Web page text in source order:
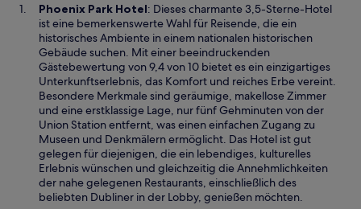
Phoenix Park HotelW
i
r
d
i
n
e
i
n
e
m
n
e
u
: Dieses charmante 3,5-Sterne-Hotel
ist eine bemerkenswerte Wahl für Reisende, die ein
historisches Ambiente in einem nationalen historischen
Gebäude suchen. Mit einer beeindruckenden
Gästebewertung von 9,4 von 10 bietet es ein einzigartiges
Unterkunftserlebnis, das Komfort und reiches Erbe vereint.
Besondere Merkmale sind geräumige, makellose Zimmer
und eine erstklassige Lage, nur fünf Gehminuten von der
Union Station entfernt, was einen einfachen Zugang zu
Museen und Denkmälern ermöglicht. Das Hotel ist gut
gelegen für diejenigen, die ein lebendiges, kulturelles
Erlebnis wünschen und gleichzeitig die Annehmlichkeiten
der nahe gelegenen Restaurants, einschließlich des
beliebten Dubliner in der Lobby, genießen möchten.